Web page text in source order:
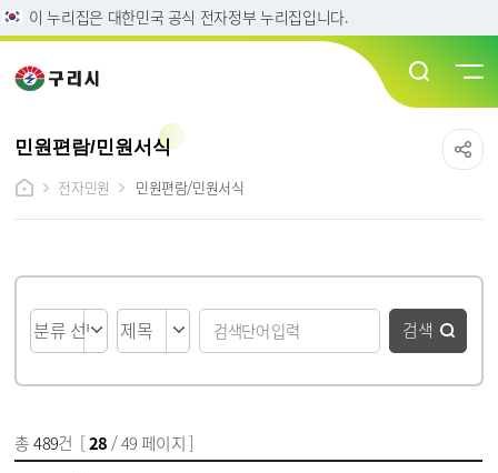
이 누리집은 대한민국 공식 전자정부 누리집입니다.
민원편람/민원서식
전자민원
민원편람/민원서식
검색
총489건 [28 / 49 페이지 ]